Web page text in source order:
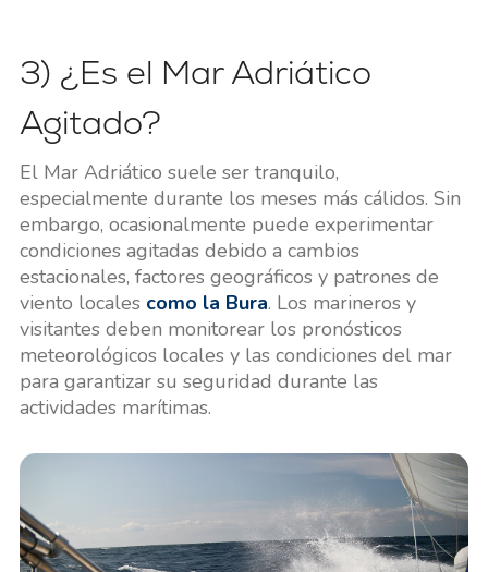
3) ¿Es el Mar Adriático
Agitado?
El Mar Adriático suele ser tranquilo,
especialmente durante los meses más cálidos. Sin
embargo, ocasionalmente puede experimentar
condiciones agitadas debido a cambios
estacionales, factores geográficos y patrones de
viento locales como la Bura. Los marineros y
visitantes deben monitorear los pronósticos
meteorológicos locales y las condiciones del mar
para garantizar su seguridad durante las
actividades marítimas.